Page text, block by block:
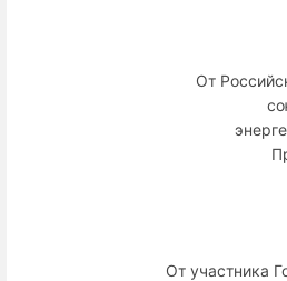
От
От участника